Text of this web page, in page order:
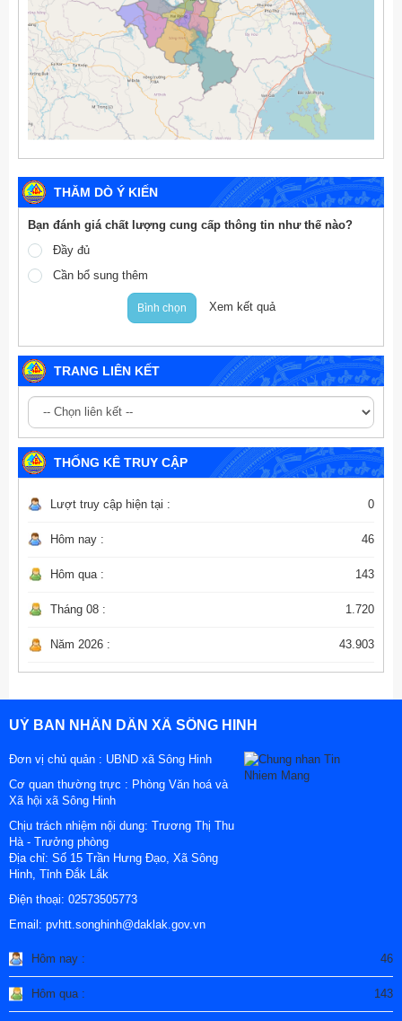
THĂM DÒ Ý KIẾN
Bạn đánh giá chất lượng cung cấp thông tin như thế nào?
Đầy đủ
Cần bổ sung thêm
Bình chọn Xem kết quả
TRANG LIÊN KẾT
THỐNG KÊ TRUY CẬP
Lượt truy cập hiện tại : 0
Hôm nay : 46
Hôm qua : 143
Tháng 08 : 1.720
Năm 2026 : 43.903
UỶ BAN NHÂN DÂN XÃ SÔNG HINH
Đơn vị chủ quản : UBND xã Sông Hinh
Cơ quan thường trực : Phòng Văn hoá và
Xã hội xã Sông Hinh
Chịu trách nhiệm nội dung: Trương Thị Thu
Hà - Trưởng phòng
Địa chỉ: Số 15 Trần Hưng Đạo, Xã Sông
Hinh, Tỉnh Đắk Lắk
Điện thoại: 02573505773
Email: pvhtt.songhinh@daklak.gov.vn
Hôm nay : 46
Hôm qua : 143